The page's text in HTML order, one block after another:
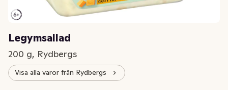
Legymsallad
200 g, Rydbergs
Visa alla varor från Rydbergs